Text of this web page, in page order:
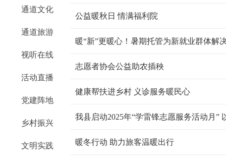
通道文化
通道旅游
视听在线
活动直播
党建阵地
乡村振兴
文明实践
公益暖秋日 情满福利院
暖“新”更暖心！暑期托管为新就业群体解
志愿者协会公益助农插秧
健康帮扶进乡村 义诊服务暖民心
我县启动2025年“学雷锋志愿服务活动月”
暖冬行动 助力旅客温暖出行